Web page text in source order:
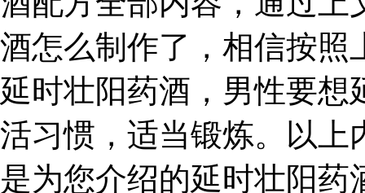
酒怎么制作了，相信按照
延时壮阳药酒，男性要想
活习惯，适当锻炼。以上
是为您介绍的延时壮阳